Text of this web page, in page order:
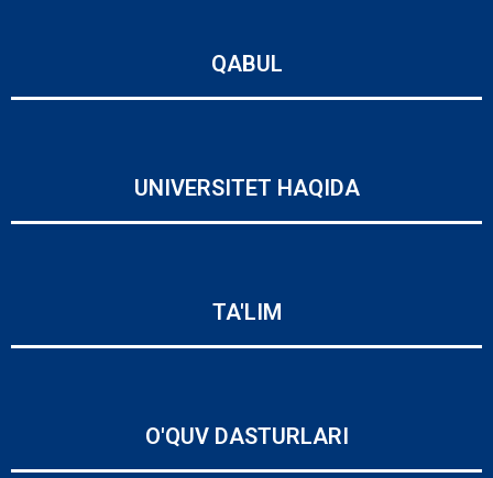
QABUL
UNIVERSITET HAQIDA
TA'LIM
O'QUV DASTURLARI